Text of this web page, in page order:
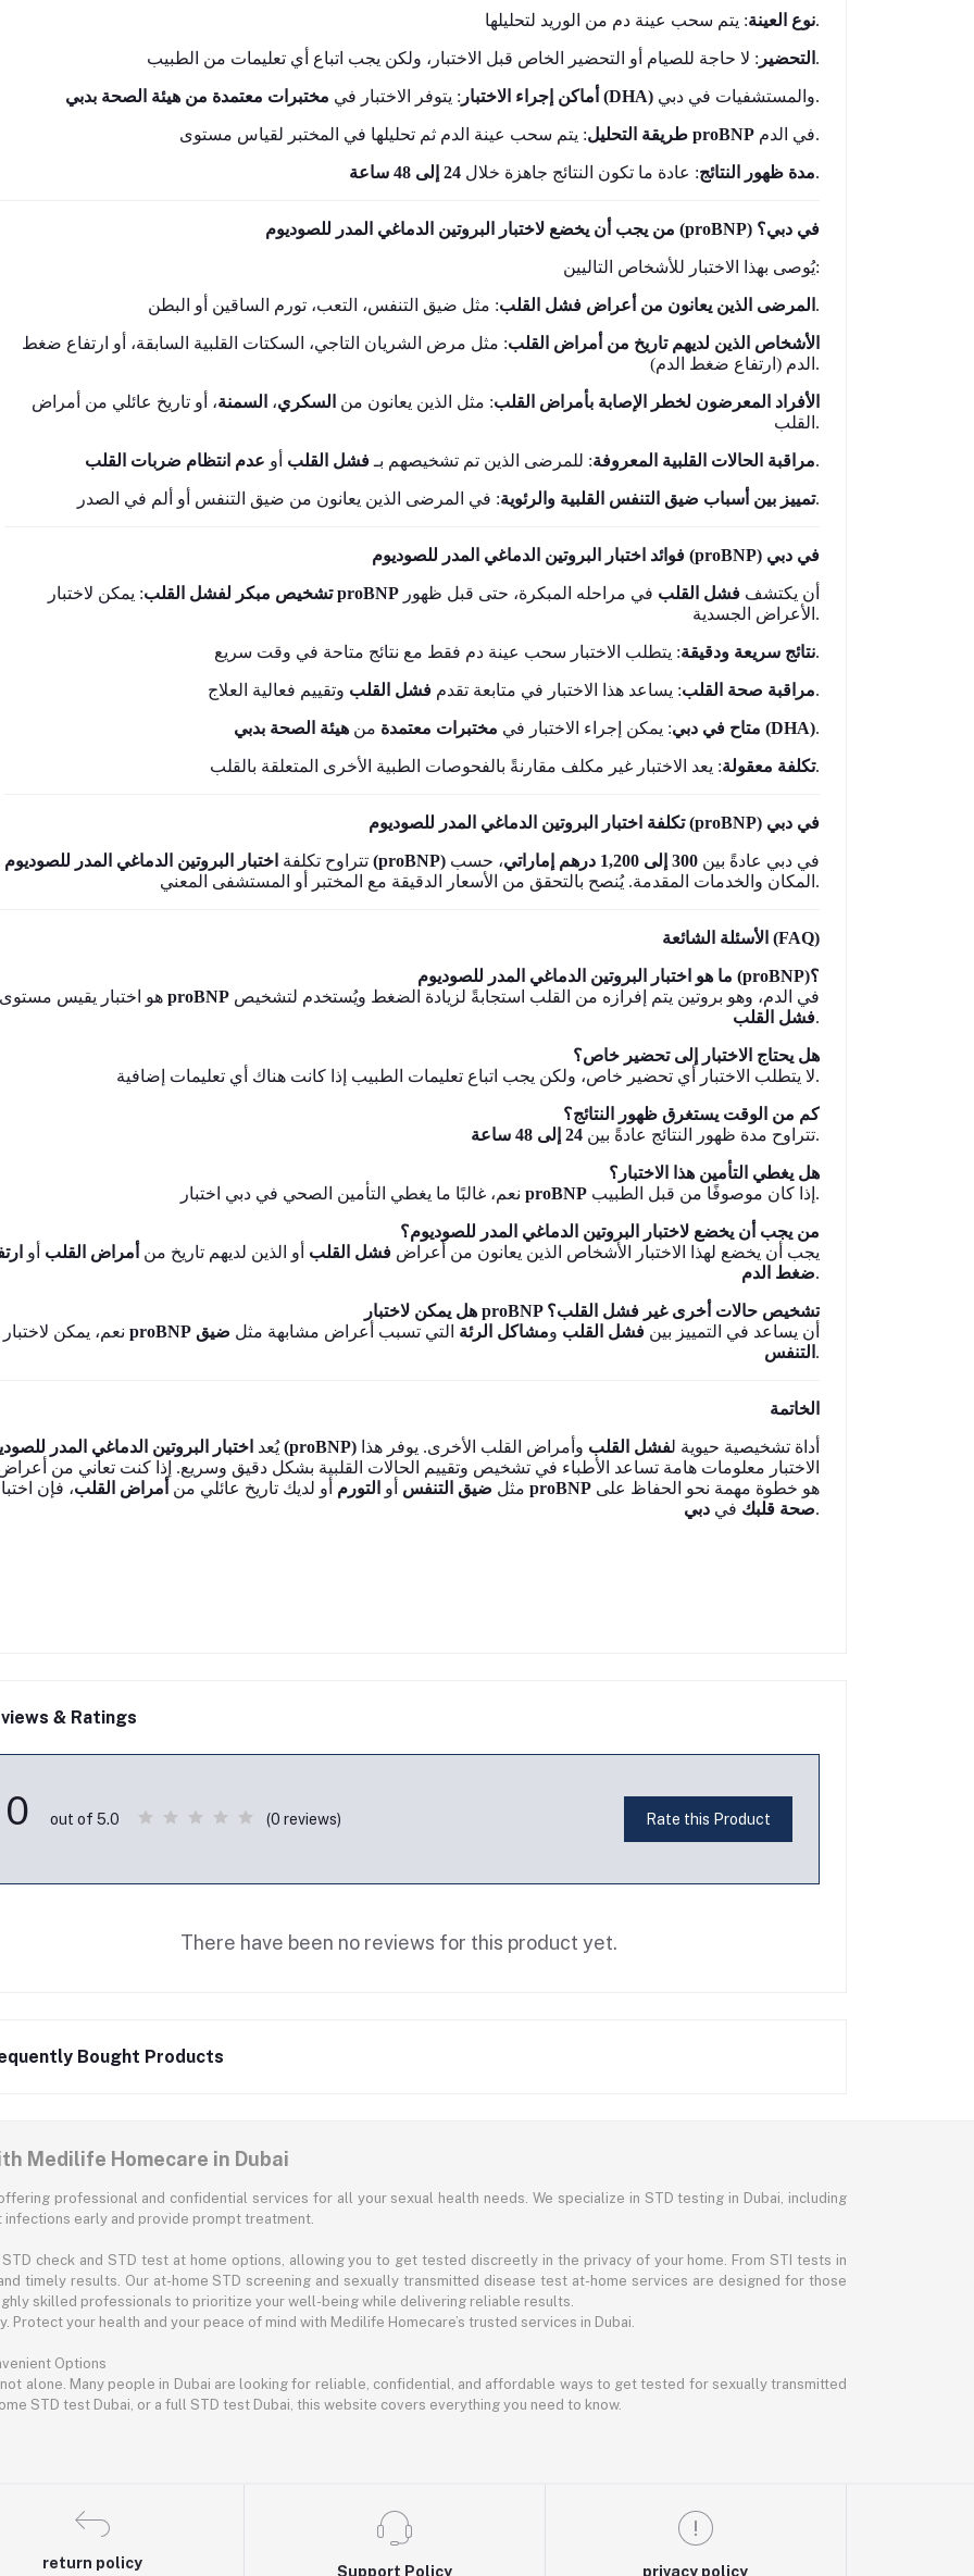
نوع العينة: يتم سحب عينة دم من الوريد لتحليلها.
التحضير : لا حاجة للصيام أو التحضير الخاص قبل الاختبار، ولكن يجب اتباع أي تعليمات من الطبيب.
أماكن إجراء الاختبار : يتوفر الاختبار في مختبرات معتمدة من هيئة الصحة بدبي (DHA) والمستشفيات في دبي.
طريقة التحليل proBNP في الدم.
مدة ظهور النتائج: عادة ما تكون النتائج جاهزة خلال 24 إلى 48 ساعة .
من يجب أن يخضع لاختبار البروتين الدماغي المدر للصوديوم (proBNP) في دبي؟
يُوصى بهذا الاختبار للأشخاص التاليين:
المرضى الذين يعانون من أعراض فشل القلب : مثل ضيق التنفس، التعب، تورم الساقين أو البطن.
الأشخاص الذين لديهم تاريخ من أمراض القلب: مثل مرض الشريان التاجي، السكتات القلبية السابقة، أو ارتفاع ضغط
الدم (ارتفاع ضغط الدم).
الأفراد المعرضون لخطر الإصابة بأمراض القلب: مثل الذين يعانون من السكري، السمنة، أو تاريخ عائلي من أمراض
القلب.
مراقبة الحالات القلبية المعروفة: للمرضى الذين تم تشخيصهم بـ فشل القلب أو عدم انتظام ضربات القلب .
تمييز بين أسباب ضيق التنفس القلبية والرئوية: في المرضى الذين يعانون من ضيق التنفس أو ألم في الصدر.
فوائد اختبار البروتين الدماغي المدر للصوديوم (proBNP) في دبي
تشخيص مبكر لفشل القلب: يمكن لاختبارproBNP أن يكتشف فشل القلب في مراحله المبكرة، حتى قبل ظهور
الأعراض الجسدية.
نتائج سريعة ودقيقة: يتطلب الاختبار سحب عينة دم فقط مع نتائج متاحة في وقت سريع.
مراقبة صحة القلب: يساعد هذا الاختبار في متابعة تقدم فشل القلب وتقييم فعالية العلاج.
متاح في دبي: يمكن إجراء الاختبار في مختبرات معتمدة من هيئة الصحة بدبي (DHA).
تكلفة معقولة: يعد الاختبار غير مكلف مقارنةً بالفحوصات الطبية الأخرى المتعلقة بالقلب.
تكلفة اختبار البروتين الدماغي المدر للصوديوم (proBNP) في دبي
تتراوح تكلفة اختبار البروتين الدماغي المدر للصوديوم (proBNP) في دبي عادةً بين 300 إلى 1,200 درهم إماراتي
، حسب
المكان والخدمات المقدمة. يُنصح بالتحقق من الأسعار الدقيقة مع المختبر أو المستشفى المعني.
الأسئلة الشائعة (FAQ)
ما هو اختبار البروتين الدماغي المدر للصوديوم (proBNP)؟
proBNP في الدم، وهو بروتين يتم إفرازه من القلب استجابةً لزيادة الضغط ويُستخدم لتشخيص
فشل القلب.
هل يحتاج الاختبار إلى تحضير خاص؟
لا يتطلب الاختبار أي تحضير خاص، ولكن يجب اتباع تعليمات الطبيب إذا كانت هناك أي تعليمات إضافية.
كم من الوقت يستغرق ظهور النتائج؟
تتراوح مدة ظهور النتائج عادةً بين 24 إلى 48 ساعة .
هل يغطي التأمين هذا الاختبار؟
proBNP إذا كان موصوفًا من قبل الطبيب.
من يجب أن يخضع لاختبار البروتين الدماغي المدر للصوديوم؟
يجب أن يخضع لهذا الاختبار الأشخاص الذين يعانون من أعراض فشل القلب أو الذين لديهم تاريخ من أمراض القلب أو
ضغط الدم.
هل يمكن لاختبار proBNP تشخيص حالات أخرى غير فشل القلب؟
proBNP أن يساعد في التمييز بين فشل القلب ومشاكل الرئة التي تسبب أعراض مشابهة مثل ضيق
التنفس .
الخاتمة
يُعداختبار البروتين الدماغي المدر للصوديوم (proBNP) أداة تشخيصية حيوية لفشل القلب وأمراض القلب الأخرى. يوفر هذا
الاختبار معلومات هامة تساعد الأطباء في تشخيص وتقييم الحالات القلبية بشكل دقيق وسريع. إذا كنت تعاني من
مثل ضيق التنفس أو التورم أو لديك تاريخ عائلي من أمراض القلب proBNP هو خطوة مهمة نحو الحفاظ على
صحة قلبك في دبي .
& Ratings
0 out of 5.0 (0 reviews) Rate this Product
There have been no reviews for this product yet.
Bought Products
Medilife Homecare in Dubai
professional and confidential services for all your sexual health needs. We specialize in STD testing in Dubai, including
early and provide prompt treatment.
check and STD test at home options, allowing you to get tested discreetly in the privacy of your home. From STI tests in
timely results. Our at-home STD screening and sexually transmitted disease test at-home services are designed for those
skilled professionals to prioritize your well-being while delivering reliable results.
Protect your health and your peace of mind with Medilife Homecare’s trusted services in Dubai.
Options
alone. Many people in Dubai are looking for reliable, confidential, and affordable ways to get tested for sexually transmitted
STD test Dubai, or a full STD test Dubai, this website covers everything you need to know.
return policy
Support Policy privacy policy